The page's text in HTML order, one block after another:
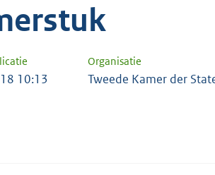
Organisatie
10:13 Tweede Kamer der